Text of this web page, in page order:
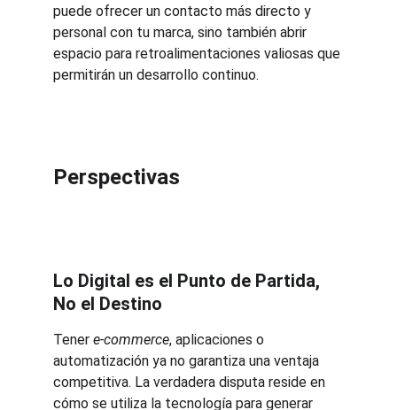
puede ofrecer un contacto más directo y
personal con tu marca, sino también abrir
espacio para retroalimentaciones valiosas que
permitirán un desarrollo continuo.
Perspectivas
Lo Digital es el Punto de Partida,
No el Destino
Tener e-commerce, aplicaciones o
automatización ya no garantiza una ventaja
competitiva. La verdadera disputa reside en
cómo se utiliza la tecnología para generar